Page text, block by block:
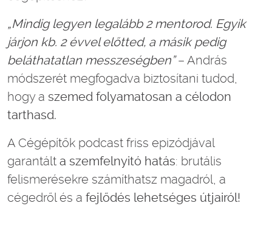
„Mindig legyen legalább 2 mentorod. Egyik
járjon kb. 2 évvel előtted, a másik pedig
beláthatatlan messzeségben” – András
módszerét megfogadva biztosítani tudod,
hogy a szemed folyamatosan a célodon
tarthasd.
A Cégépítők podcast friss epizódjával
garantált a szemfelnyitó hatás: brutális
felismerésekre számíthatsz magadról, a
cégedről és a fejlődés lehetséges útjairól!